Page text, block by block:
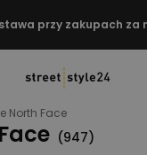
przy zakupach za
North Face
(947)